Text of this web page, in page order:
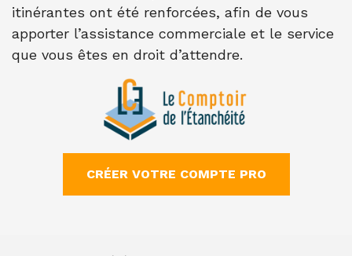
itinérantes ont été renforcées, afin de vous
apporter l’assistance commerciale et le service
que vous êtes en droit d’attendre.
CRÉER VOTRE COMPTE PRO